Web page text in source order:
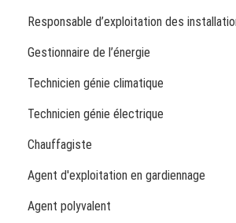
Responsable d’exploitation des
Gestionnaire de l’énergie
Technicien génie climatique
Technicien génie électrique
Chauffagiste
Agent d'exploitation en gardiennage
Agent polyvalent